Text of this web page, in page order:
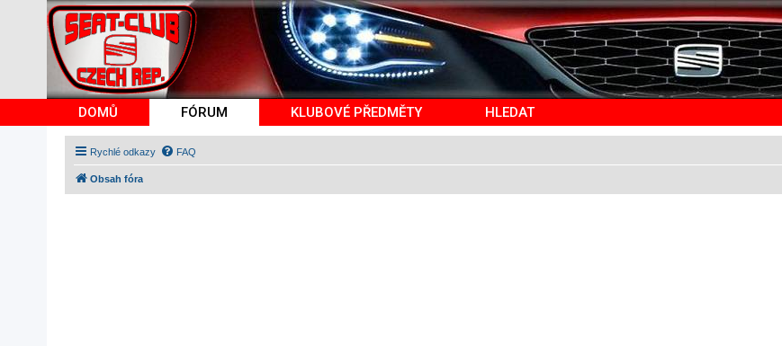
DOMŮ FÓRUM KLUBOVÉ PŘEDMĚTY HLEDAT
Rychlé odkazy FAQ
Obsah fóra